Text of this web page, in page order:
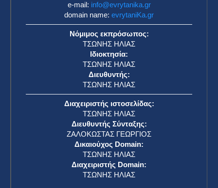
e-mail: info@evrytanika.gr
domain name: evrytaniKa.gr
Νόμιμος εκπρόσωπος:
ΤΣΩΝΗΣ ΗΛΙΑΣ
Ιδιοκτησία:
ΤΣΩΝΗΣ ΗΛΙΑΣ
Διευθυντής:
ΤΣΩΝΗΣ ΗΛΙΑΣ
Διαχειριστής ιστοσελίδας:
ΤΣΩΝΗΣ ΗΛΙΑΣ
Διευθυντής Σύνταξης:
ΖΑΛΟΚΩΣΤΑΣ ΓΕΩΡΓΙΟΣ
Δικαιούχος Domain:
ΤΣΩΝΗΣ ΗΛΙΑΣ
Διαχειριστής Domain:
ΤΣΩΝΗΣ ΗΛΙΑΣ